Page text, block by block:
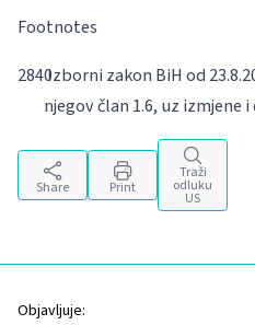
Footnotes
Izborni zakon BiH od
njegov član 1.6, uz izmjene
Share Print
Traži
odluku
US
Objavljuje: